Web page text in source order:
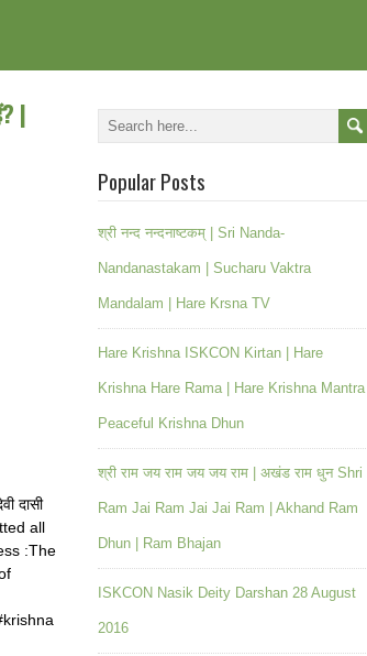
|
दासी
all
:The
Popular Posts
श्री नन्द नन्दनाष्टकम् | Sri Nanda-
Nandanastakam | Sucharu Vaktra
Mandalam | Hare Krsna TV
Hare Krishna ISKCON Kirtan | Hare
Krishna Hare Rama | Hare Krishna Mantra |
Peaceful Krishna Dhun
श्री राम जय राम जय जय राम | अखंड राम धुन Shri
Ram Jai Ram Jai Jai Ram | Akhand Ram
Dhun | Ram Bhajan
ISKCON Nasik Deity Darshan 28 August
2016